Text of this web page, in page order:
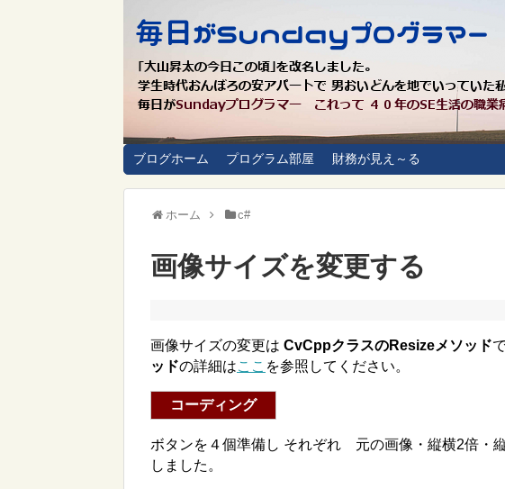
ブログホーム プログラム部屋 財務が見え～る
ホーム c#
画像サイズを変更する
画像サイズの変更は CvCppクラスのResizeメソッド
ッドの詳細はここ を参照してください。
コーディング
ボタンを４個準備し それぞれ 元の画像・縦横2倍・
しました。